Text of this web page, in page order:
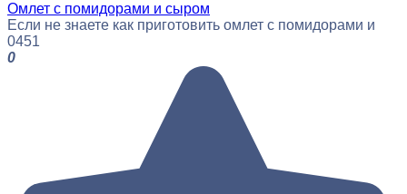
Омлет с помидорами и сыром
Если не знаете как приготовить омлет с помидорами и
0451
0